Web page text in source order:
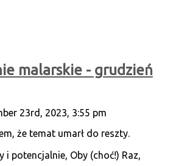
malarskie - grudzień
23rd, 2023, 3:55 pm
że temat umarł do reszty.
i potencjalnie, Oby (choć!) Raz,